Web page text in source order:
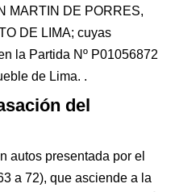
MARTIN DE PORRES,
DE LIMA; cuyas
la Partida Nº P01056872
de Lima. .
del
autos presentada por el
a 72), que asciende a la